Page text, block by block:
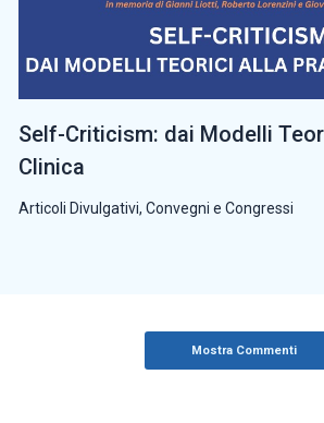
Self-Criticism: dai Modelli
Clinica
Articoli Divulgativi, Convegni e Congressi
Mostra Commenti